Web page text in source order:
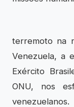
terremoto na
Venezuela, a
Exército
ONU, nos
venezuelanos.